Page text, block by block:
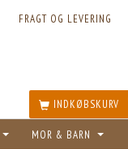
FRAGT OG LEVERING
INDKØBSKURV
MOR & BARN